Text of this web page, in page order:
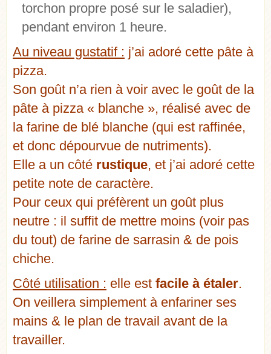
torchon propre posé sur le saladier),
pendant environ 1 heure.
Au niveau gustatif : j’ai adoré cette pâte à
pizza.
Son goût n’a rien à voir avec le goût de la
pâte à pizza « blanche », réalisé avec de
la farine de blé blanche (qui est raffinée,
et donc dépourvue de nutriments).
Elle a un côté rustique, et j’ai adoré cette
petite note de caractère.
Pour ceux qui préfèrent un goût plus
neutre : il suffit de mettre moins (voir pas
du tout) de farine de sarrasin & de pois
chiche.
Côté utilisation : elle est facile à étaler.
On veillera simplement à enfariner ses
mains & le plan de travail avant de la
travailler.